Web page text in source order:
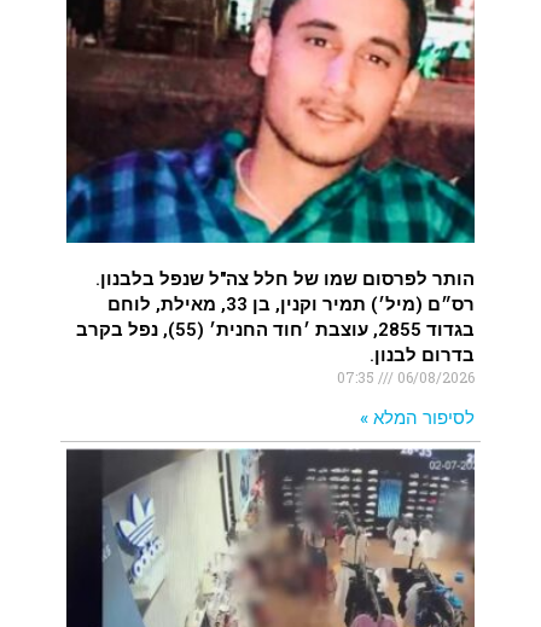
הותר לפרסום שמו של חלל צה"ל שנפל בלבנון.
רס״ם (מיל׳) תמיר וקנין, בן 33, מאילת, לוחם
בגדוד 2855, עוצבת ׳חוד החנית׳ (55), נפל בקרב
בדרום לבנון.
06/08/2026
לסיפור המלא »